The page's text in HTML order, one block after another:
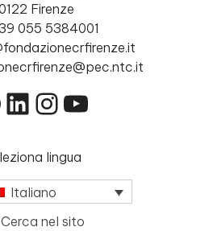
Firenze
055 5384001
LinkedIn
Instagram
YouTube
lingua
Italiano
Cerca nel sito